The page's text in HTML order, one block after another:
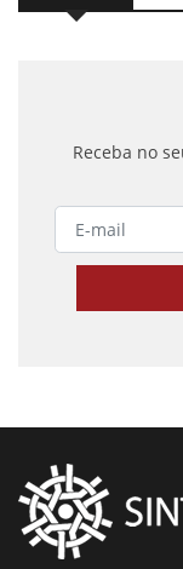
Receba no